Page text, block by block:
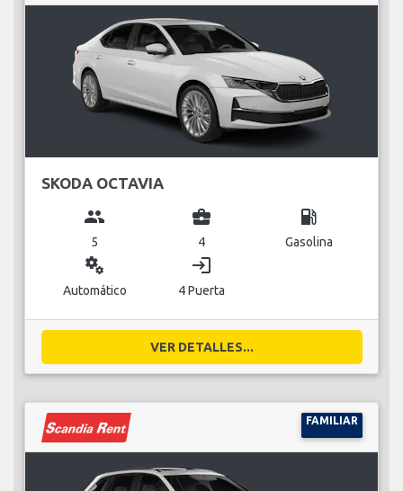
SKODA OCTAVIA
group
5
business_center
4
local_gas_station
Gasolina
miscellaneous_services
Automático
login
4 Puerta
VER DETALLES...
FAMILIAR